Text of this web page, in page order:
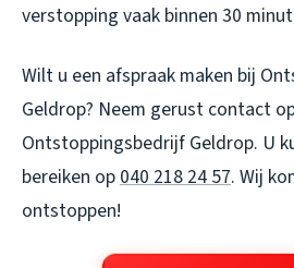
verstopping vaak binnen 30
Wilt u een afspraak maken bij
Geldrop? Neem gerust contact
Ontstoppingsbedrijf Geldrop. U
bereiken op040 218 24 57. Wij
ontstoppen!